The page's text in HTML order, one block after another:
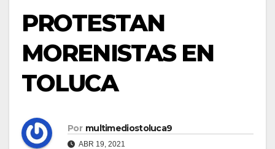
PROTESTAN
MORENISTAS EN
TOLUCA
Por multimediostoluca9
ABR 19, 2021